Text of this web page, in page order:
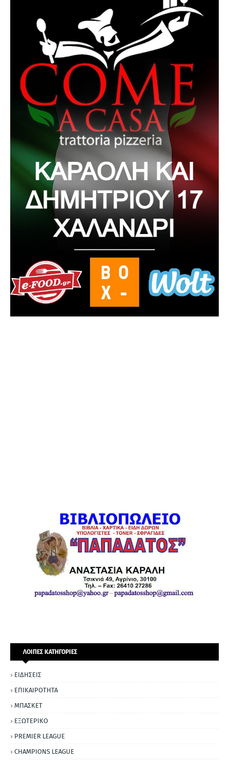
ΛΟΙΠΕΣ ΚΑΤΗΓΟΡΙΕΣ
ΕΙΔΗΣΕΙΣ
ΕΠΙΚΑΙΡΟΤΗΤΑ
ΜΠΑΣΚΕΤ
ΕΞΩΤΕΡΙΚΟ
PREMIER LEAGUE
CHAMPIONS LEAGUE